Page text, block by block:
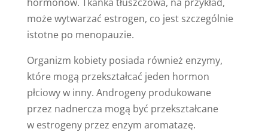
może wytwarzać estrogen, co jest szczególnie
istotne po menopauzie.
Organizm kobiety posiada również enzymy,
które mogą przekształcać jeden hormon
płciowy w inny. Androgeny produkowane
przez nadnercza mogą być przekształcane
w estrogeny przez enzym aromatazę.